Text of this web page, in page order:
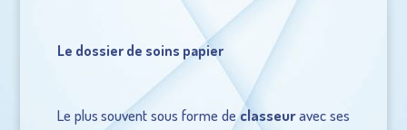
Le dossier de soins papier
Le plus souvent sous forme declasseuravec ses